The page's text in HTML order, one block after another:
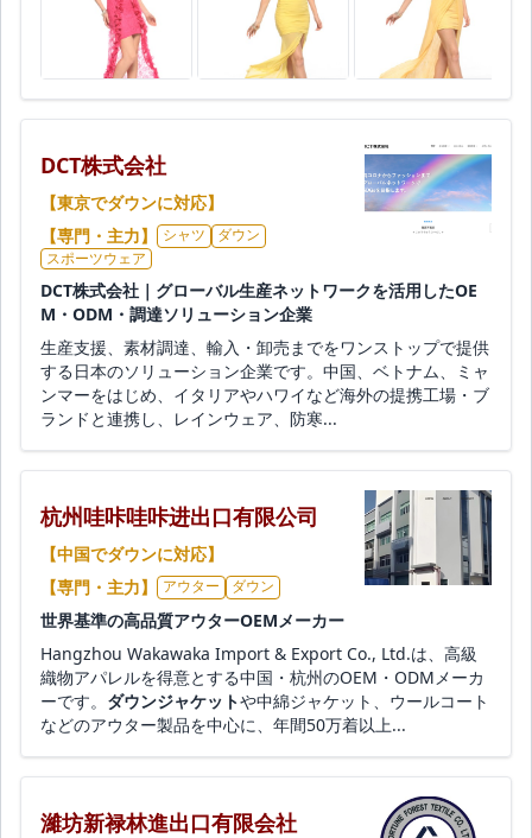
DCT株式会社
【東京でダウンに対応】
【専門・主力】
シャツ
ダウン
スポーツウェア
DCT株式会社｜グローバル生産ネットワークを活用したOE
M・ODM・調達ソリューション企業
生産支援、素材調達、輸入・卸売までをワンストップで提供
する日本のソリューション企業です。中国、ベトナム、ミャ
ンマーをはじめ、イタリアやハワイなど海外の提携工場・ブ
ランドと連携し、レインウェア、防寒...
杭州哇咔哇咔进出口有限公司
【中国でダウンに対応】
【専門・主力】
アウター ダウン
世界基準の高品質アウターOEMメーカー
Hangzhou Wakawaka Import & Export Co., Ltd.は、高級
織物アパレルを得意とする中国・杭州のOEM・ODMメーカ
ーです。 ダウンジャケットや中綿ジャケット、ウールコート
などのアウター製品を中心に、年間50万着以上...
濰坊新禄林進出口有限会社